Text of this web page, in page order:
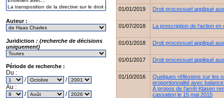
Auteur :
Juridiction : (recherche de décisions
uniquement)
Période de recherche :
Du :
/
/
Au :
/
/
01/01/2019 Droit processuel appliqué
01/07/2018 La prescription de l’action
01/01/2018 Droit processuel appliqué
01/01/2017 Droit processuel appliqué
01/10/2016
Quelques réflexions sur les
proportionnalité avec
À propos de l’arrêt Klasen
cassation le 15 mai 2015